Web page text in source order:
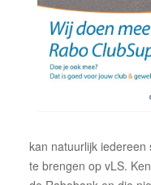
vLS Fanfare Orkest
Lid worden
Sponsoren
Donateur of
Een korps boeken
kan natuurlijk
te brengen op vLS.